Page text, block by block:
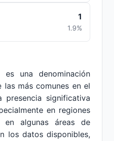
1
1.9%
una denominación
las más comunes en el
presencia significativa
en regiones
algunas áreas de
los datos disponibles,